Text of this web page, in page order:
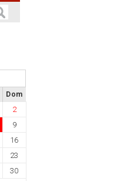
Dom
2
9
16
23
30